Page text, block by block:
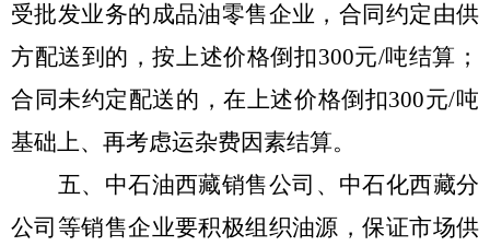
受批发业务的成品油零售企业，合同约定由供
方配送到的，按上述价格倒扣300元/吨结算；
合同未约定配送的，在上述价格倒扣300元/吨
基础上、再考虑运杂费因素结算。
五、 中石油西藏销售公司 、 中石化西藏分
公司等销售企业要积极组织油源，保证市场供